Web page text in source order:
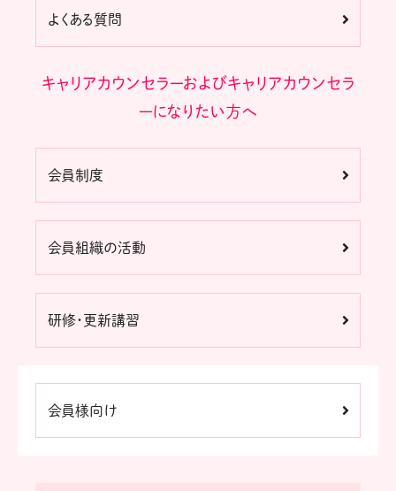
よくある質問
キャリアカウンセラーおよびキャリアカウンセラ
ーになりたい方へ
会員制度
会員組織の活動
研修・更新講習
会員様向け